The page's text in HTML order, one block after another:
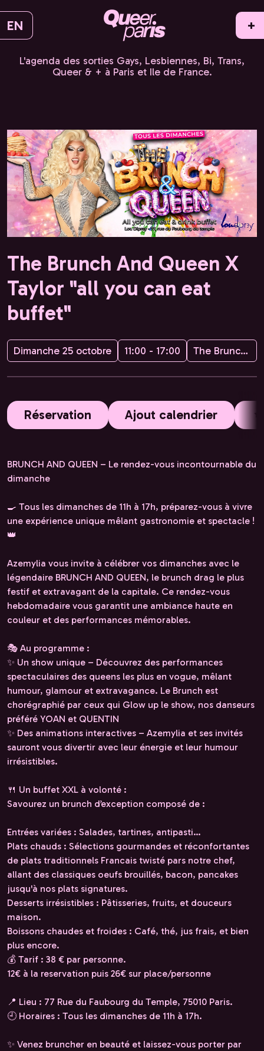
EN +
L'agenda des sorties Gays, Lesbiennes, Bi, Trans,
Queer & + à Paris et Ile de France.
The Brunch And Queen X
Taylor "all you can eat
buffet"
Dimanche 25 octobre 11:00 - 17:00 The Brunch and Queen
Réservation Ajout calendrier
BRUNCH AND QUEEN – Le rendez-vous incontournable du
dimanche
🍳 Tous les dimanches de 11h à 17h, préparez-vous à vivre
une expérience unique mêlant gastronomie et spectacle !
👑
Azemylia vous invite à célébrer vos dimanches avec le
légendaire BRUNCH AND QUEEN, le brunch drag le plus
festif et extravagant de la capitale. Ce rendez-vous
hebdomadaire vous garantit une ambiance haute en
couleur et des performances mémorables.
🎭 Au programme :
✨ Un show unique – Découvrez des performances
spectaculaires des queens les plus en vogue, mêlant
humour, glamour et extravagance. Le Brunch est
chorégraphié par ceux qui Glow up le show, nos danseurs
préféré YOAN et QUENTIN
✨ Des animations interactives – Azemylia et ses invités
sauront vous divertir avec leur énergie et leur humour
irrésistibles.
🍴 Un buffet XXL à volonté :
Savourez un brunch d’exception composé de :
Entrées variées : Salades, tartines, antipasti…
Plats chauds : Sélections gourmandes et réconfortantes
de plats traditionnels Francais twisté pars notre chef,
allant des classiques oeufs brouillés, bacon, pancakes
jusqu'à nos plats signatures.
Desserts irrésistibles : Pâtisseries, fruits, et douceurs
maison.
Boissons chaudes et froides : Café, thé, jus frais, et bien
plus encore.
💰 Tarif : 38 € par personne.
12€ à la reservation puis 26€ sur place/personne
📍 Lieu : 77 Rue du Faubourg du Temple, 75010 Paris.
🕘 Horaires : Tous les dimanches de 11h à 17h.
✨ Venez bruncher en beauté et laissez-vous porter par